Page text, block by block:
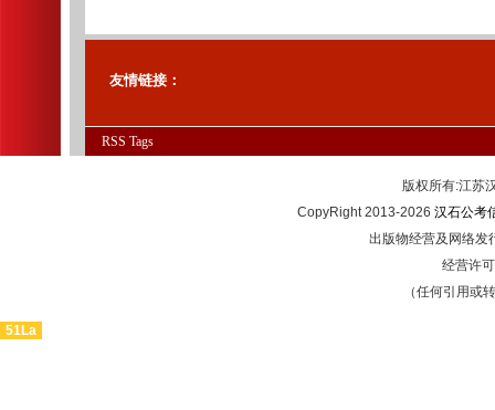
友情链接：
RSS Tags
版权所有:江
CopyRight 2013-2026 汉石公考
出版物经营及网络发
经营许
（任何引用或
51La